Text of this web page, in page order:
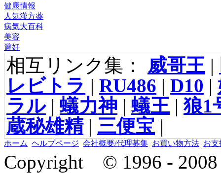
健康情報
人気漢方薬
病気大百科
美容
避妊
相互リンク集： 威哥王|
レビトラ | RU486 | D10 |
ラル| 蟻力神 | 蟻王|狼1
蔵秘雄精| 三便宝 |
ホーム ヘルプページ 会社概要/代理募集 お買い物方法 お支
Copyright © 1996 -